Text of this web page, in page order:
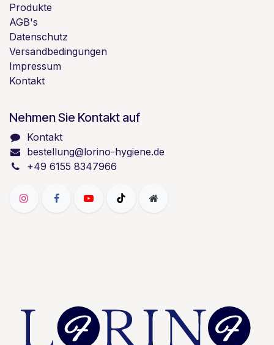
Produkte
AGB's
Datenschutz
Versandbedingungen
Impressum
Kontakt
Nehmen Sie Kontakt auf
Kontakt
bestellung@lorino-hygiene.de
+49 6155 8347966